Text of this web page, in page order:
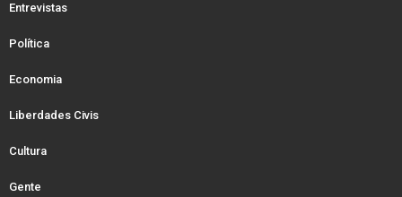
Entrevistas
Política
Economia
Liberdades Civis
Cultura
Gente